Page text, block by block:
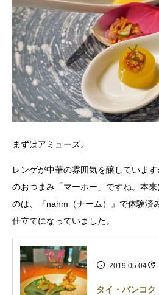
まずはアミューズ。
レンゲが中華の雰囲気を醸していま
のおつまみ「マーホー」ですね。本
のは、『nahm（ナーム）』で体験済
仕立てになっていました。
2019.05.04
タイ・バンコ